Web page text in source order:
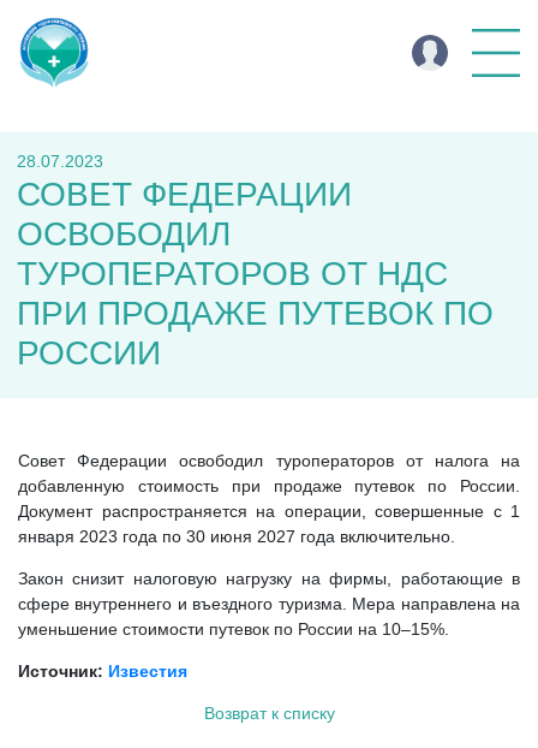
28.07.2023
СОВЕТ ФЕДЕРАЦИИ
ОСВОБОДИЛ
ТУРОПЕРАТОРОВ ОТ НДС
ПРИ ПРОДАЖЕ ПУТЕВОК ПО
РОССИИ
Совет Федерации освободил туроператоров от налога на
добавленную стоимость при продаже путевок по России.
Документ распространяется на операции, совершенные с 1
января 2023 года по 30 июня 2027 года включительно.
Закон снизит налоговую нагрузку на фирмы, работающие в
сфере внутреннего и въездного туризма. Мера направлена на
уменьшение стоимости путевок по России на 10–15%.
Источник: Известия
Возврат к списку